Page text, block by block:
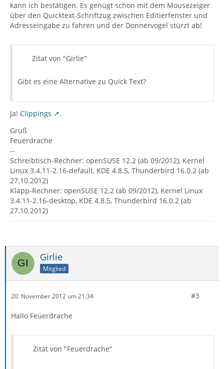
kann ich bestätigen. Es genügt schon mit dem Mousezeiger
über den Quicktext-Schriftzug zwischen Editierfenster und
Adresseingabe zu fahren und der Donnervogel stürzt ab!
Zitat von "Girlie"
Gibt es eine Alternative zu Quick Text?
Ja! Clippings
.
Gruß
Feuerdrache
--
Schreibtisch-Rechner: openSUSE 12.2 (ab 09/2012), Kernel
Linux 3.4.11-2.16-default, KDE 4.8.5, Thunderbird 16.0.2 (ab
27.10.2012)
Klapp-Rechner: openSUSE 12.2 (ab 09/2012), Kernel Linux
3.4.11-2.16-desktop, KDE 4.8.5, Thunderbird 16.0.2 (ab
27.10.2012)
Girlie
Mitglied
20. November 2012 um 21:34 #3
Hallo Feuerdrache
Zitat von "Feuerdrache"